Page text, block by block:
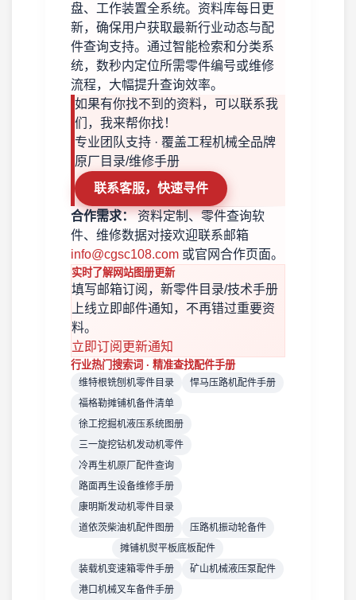
盘、工作装置全系统。资料库每日更
新，确保用户获取最新行业动态与配
件查询支持。通过智能检索和分类系
统，数秒内定位所需零件编号或维修
流程，大幅提升查询效率。
如果有你找不到的资料，可以联系我
们，我来帮你找！
专业团队支持 · 覆盖工程机械全品牌
原厂目录/维修手册
联系客服，快速寻件
合作需求：资料定制、零件查询软
件、维修数据对接欢迎联系邮箱
info@cgsc108.com 或官网合作页面。
实时了解网站图册更新
填写邮箱订阅，新零件目录/技术手册
上线立即邮件通知，不再错过重要资
料。
立即订阅更新通知
行业热门搜索词 · 精准查找配件手册
维特根铣刨机零件目录
悍马压路机配件手册
福格勒摊铺机备件清单
徐工挖掘机液压系统图册
三一旋挖钻机发动机零件
冷再生机原厂配件查询
路面再生设备维修手册
康明斯发动机零件目录
道依茨柴油机配件图册
压路机振动轮备件
摊铺机熨平板底板配件
装载机变速箱零件手册
矿山机械液压泵配件
港口机械叉车备件手册